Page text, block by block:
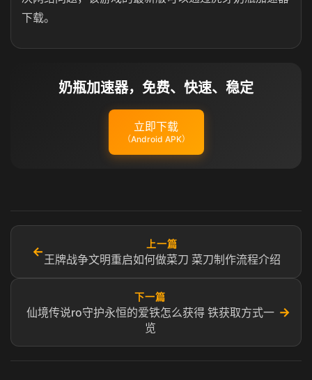
下载。
奶瓶加速器，免费、快速、稳定
立即下载
（Android APK）
←
上一篇
王牌战争文明重启如何做菜刀 菜刀制作流程介绍
下一篇
仙境传说ro守护永恒的爱铁怎么获得 铁获取方式一
览
→